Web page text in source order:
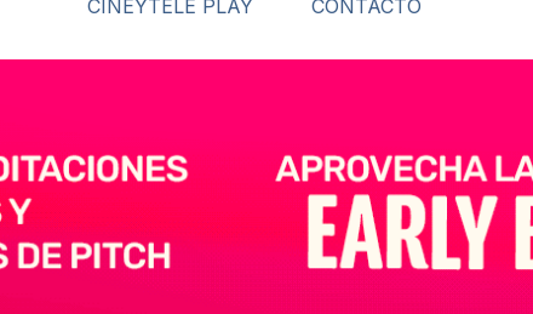
CINEYTELE PLAY CONTACTO